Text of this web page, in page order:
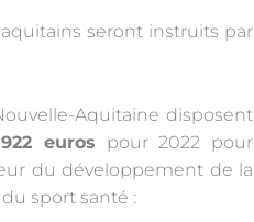
seront instruits par
Aquitaine disposent
euros pour 2022 pour
du développement de la
sport santé :